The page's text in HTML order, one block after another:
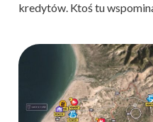
kredytów. Ktoś tu